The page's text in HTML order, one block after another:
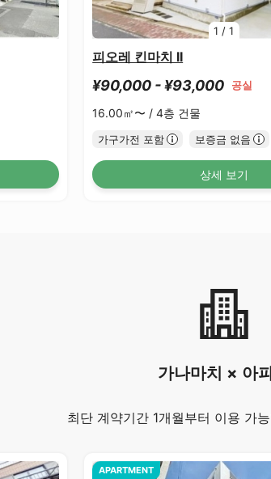
1 /1
피오레 킨마치 II
¥90,000 - ¥93,000 공실
16.00㎡〜 /4층 건물
가구가전 포함 보증금 없음
상세 보기
가나마치 × 아
최단 계약기간 1개월부터 이용 가
APARTMENT